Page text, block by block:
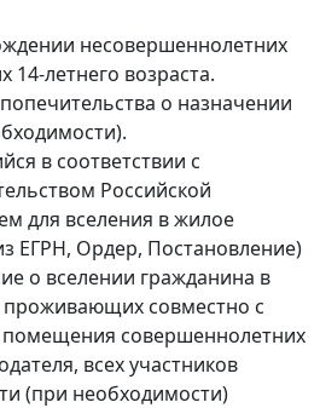
несовершеннолетних
14-летнего возраста.
о назначении
в соответствии с
Российской
для вселения в жилое
ЕГРН, Ордер, Постановление)
о вселении гражданина в
совместно с
совершеннолетних
всех участников
(при необходимости)